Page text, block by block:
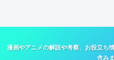
漫画やアニメの解説や考察、お役立ち
含み